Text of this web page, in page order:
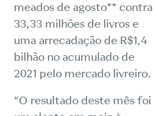
meados de agosto** contra
33,33 milhões de livros e
uma arrecadação de R$1,4
bilhão no acumulado de
2021 pelo mercado livreiro.
“O resultado deste mês foi